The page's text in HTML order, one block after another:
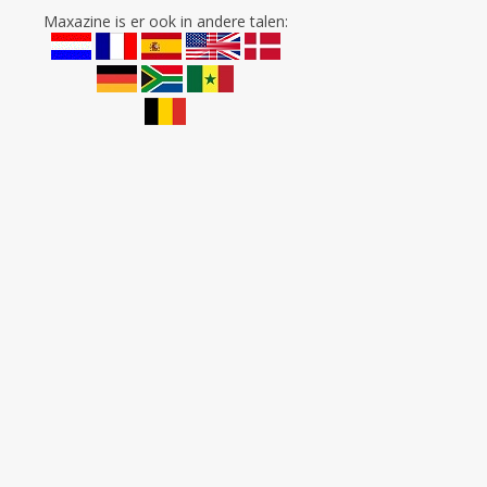
Maxazine is er ook in andere talen: